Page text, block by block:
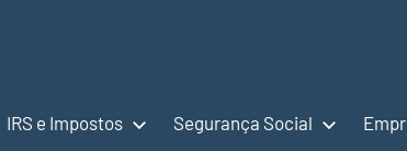
IRS e Impostos Segurança Social